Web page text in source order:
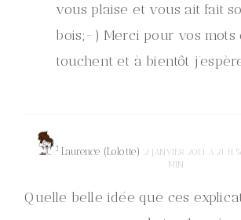
vous plaise et vous ait fait
bois;-) Merci pour vos mots
touchent et à bientôt
Laurence (Lolotte)
2 JANVIER 2014 À 21 H
MIN
Quelle belle idée que ces